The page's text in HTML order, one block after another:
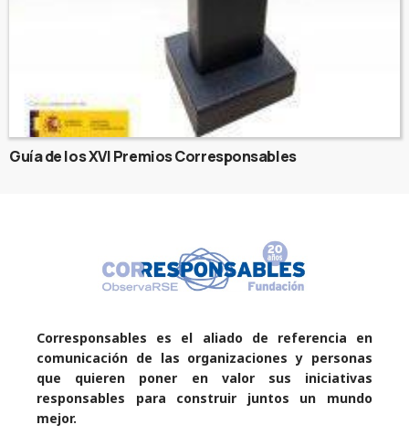
Guía de los XVI Premios Corresponsables
Corresponsables es el aliado de referencia en
comunicación de las organizaciones y personas
que quieren poner en valor sus iniciativas
responsables para construir juntos un mundo
mejor.